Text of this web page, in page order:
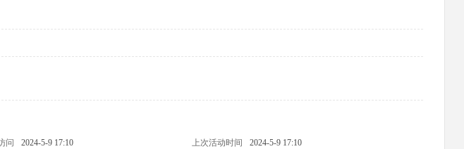
问 2024-5-9 17:10 上次活动时间
2024-5-9 17:10